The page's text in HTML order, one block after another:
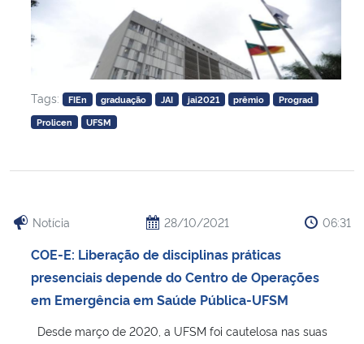
Tags: FIEn graduação JAI jai2021 prêmio
Prograd
Prolicen
UFSM
Notícia 28/10/2021 06:31
COE-E: Liberação de disciplinas práticas
presenciais depende do Centro de Operações
em Emergência em Saúde Pública-UFSM
Desde março de 2020, a UFSM foi cautelosa nas suas